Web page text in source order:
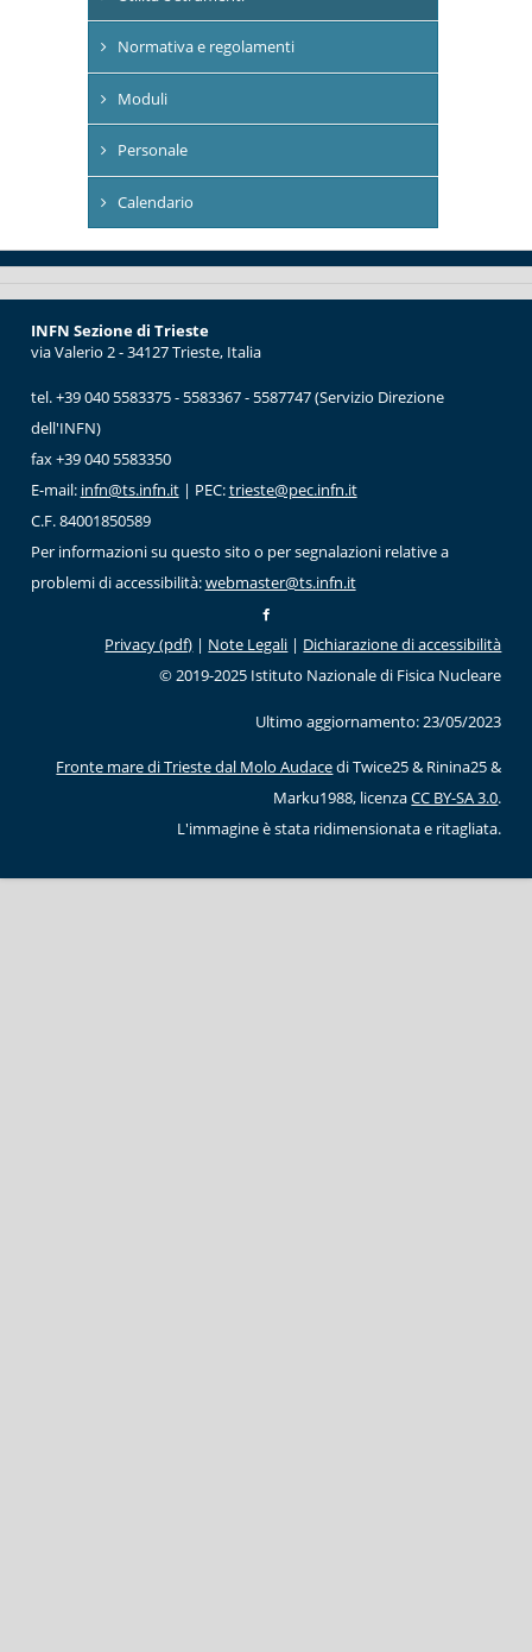
Normativa e regolamenti
Moduli
Personale
Calendario
INFN Sezione di Trieste
via Valerio 2 - 34127 Trieste, Italia
tel. +39 040 5583375 - 5583367 - 5587747 (Servizio Direzione
dell'INFN)
fax +39 040 5583350
E-mail: infn@ts.infn.it| PEC:trieste@pec.infn.it
C.F. 84001850589
Per informazioni su questo sito o per segnalazioni relative a
problemi di accessibilità:webmaster@ts.infn.it
Privacy (pdf) | Note Legali | Dichiarazione di accessibilità
© 2019-2025 Istituto Nazionale di Fisica Nucleare
Ultimo aggiornamento: 23/05/2023
Fronte mare di Trieste dal Molo Audacedi Twice25 & Rinina25 &
Marku1988, licenzaCC BY-SA 3.0.
L'immagine è stata ridimensionata e ritagliata.